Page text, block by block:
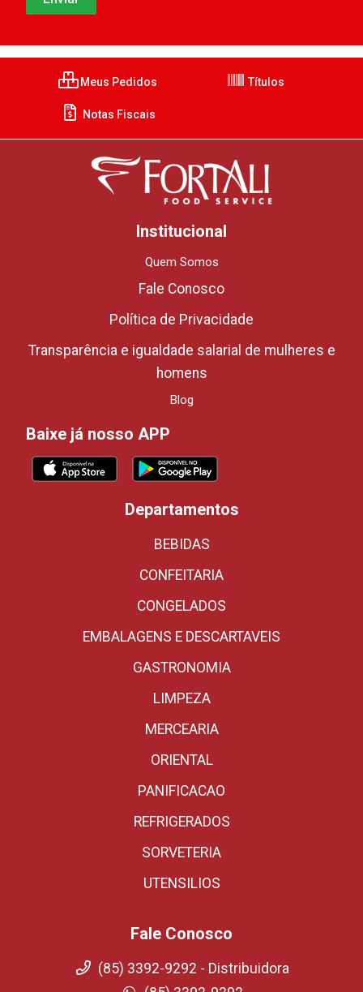
Meus Pedidos Títulos
Notas Fiscais
Institucional
Quem Somos
Fale Conosco
Política de Privacidade
Transparência e igualdade salarial de mulheres e
homens
Blog
Baixe já nosso APP
Departamentos
BEBIDAS
CONFEITARIA
CONGELADOS
EMBALAGENS E DESCARTAVEIS
GASTRONOMIA
LIMPEZA
MERCEARIA
ORIENTAL
PANIFICACAO
REFRIGERADOS
SORVETERIA
UTENSILIOS
Fale Conosco
(85) 3392-9292 - Distribuidora